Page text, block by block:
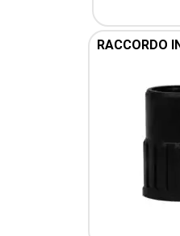
RACCORDO